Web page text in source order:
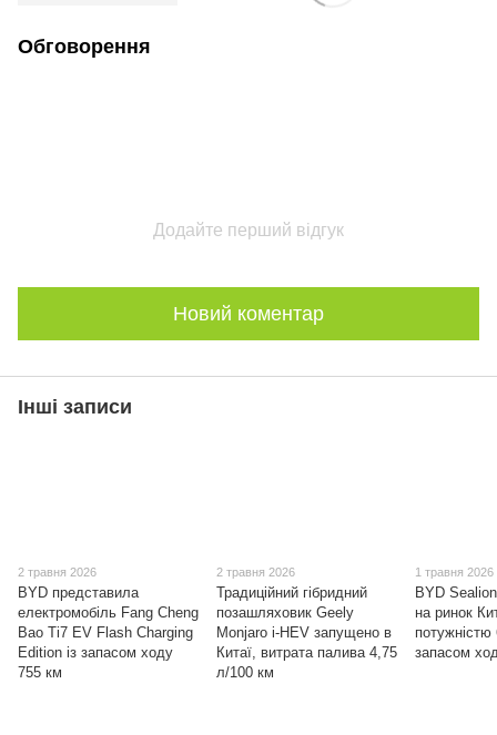
Обговорення
Додайте перший відгук
Новий коментар
Інші записи
2 травня 2026
BYD представила
електромобіль Fang Cheng
Bao Ti7 EV Flash Charging
Edition із запасом ходу
755 км
2 травня 2026
Традиційний гібридний
позашляховик Geely
Monjaro i-HEV запущено в
Китаї, витрата палива 4,75
л/100 км
1 травня 2026
BYD
на ринок
запасом